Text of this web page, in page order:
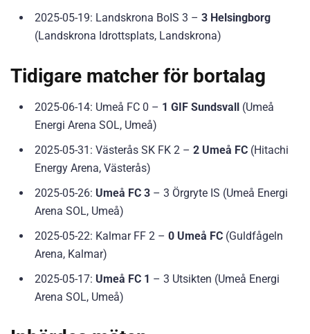
2025-05-19: Landskrona BoIS 3 – 3 Helsingborg
(Landskrona Idrottsplats, Landskrona)
Tidigare matcher för bortalag
2025-06-14: Umeå FC 0 – 1 GIF Sundsvall (Umeå
Energi Arena SOL, Umeå)
2025-05-31: Västerås SK FK 2 – 2 Umeå FC (Hitachi
Energy Arena, Västerås)
2025-05-26: Umeå FC 3 – 3 Örgryte IS (Umeå Energi
Arena SOL, Umeå)
2025-05-22: Kalmar FF 2 – 0 Umeå FC (Guldfågeln
Arena, Kalmar)
2025-05-17: Umeå FC 1 – 3 Utsikten (Umeå Energi
Arena SOL, Umeå)